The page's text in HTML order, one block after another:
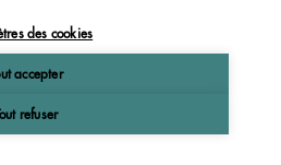
des cookies
accepter
refuser